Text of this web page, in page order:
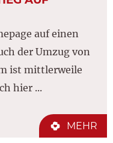
auf einen
der Umzug von
ist mittlerweile
hier ...
MEHR